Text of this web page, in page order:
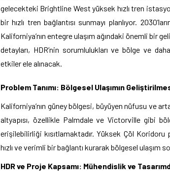
gelecekteki Brightline West yüksek hızlı tren
bir hızlı tren bağlantısı sunmayı planlıyor.
Kaliforniya’nın entegre ulaşım ağındaki önemli bir
detayları, HDR’nin sorumlulukları ve bölge ve
etkiler ele alınacak.
Problem Tanımı: Bölgesel Ulaşımın
Kaliforniya’nın güney bölgesi, büyüyen nüfusu ve
altyapısı, özellikle Palmdale ve Victorville gibi
erişilebilirliği kısıtlamaktadır. Yüksek Çöl
hızlı ve verimli bir bağlantı kurarak bölgesel ulaşım
HDR ve Proje Kapsamı: Mühendislik ve